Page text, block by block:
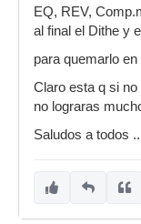
EQ, REV,
al final el Dithe y
para quemarlo en
Claro esta q si
no lograras
Saludos a todos